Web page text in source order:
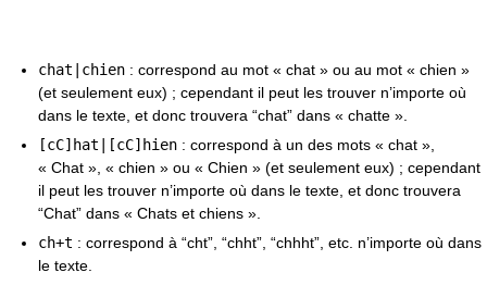
chat|chien : correspond au mot « chat » ou au mot « chien »
(et seulement eux) ; cependant il peut les trouver n’importe où
dans le texte, et donc trouvera “chat” dans « chatte ».
[cC]hat|[cC]hien : correspond à un des mots « chat »,
« Chat », « chien » ou « Chien » (et seulement eux) ; cependant
il peut les trouver n’importe où dans le texte, et donc trouvera
“Chat” dans « Chats et chiens ».
ch+t : correspond à “cht”, “chht”, “chhht”, etc. n’importe où dans
le texte.